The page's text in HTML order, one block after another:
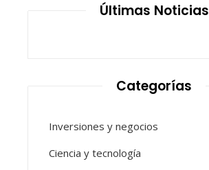
Últimas Noticias
Categorías
Inversiones y negocios
Ciencia y tecnología